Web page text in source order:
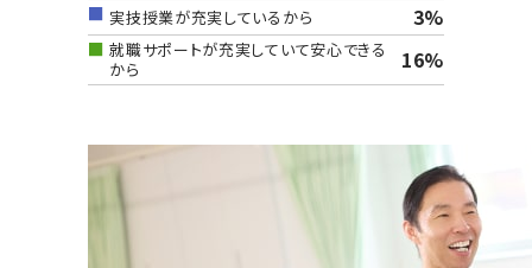
実技授業が充実しているから 3%
就職サポートが充実していて安心できる
から
16%